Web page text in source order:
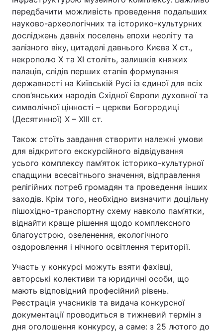
передбачити можливість проведення подальших
науково-археологічних та історико-культурних
досліджень давніх поселень епохи неоліту та
залізного віку, цитаделі давнього Києва Х ст.,
некрополю X та XI століть, залишків княжих
палаців, слідів перших етапів формування
державності на Київській Русі із єдиної для всіх
слов’янських народів Східної Європи духовної та
символічної цінності – церкви Богородиці
(Десятинної) X – XIII ст.
Також стоїть завдання створити належні умови
для відкритого екскурсійного відвідування
усього комплексу пам’яток історико-культурної
спадщини всесвітнього значення, відправлення
релігійних потреб громадян та проведення інших
заходів. Крім того, необхідно визначити доцільну
пішохідно-транспортну схему навколо пам’ятки,
віднайти краще рішення щодо комплексного
благоустрою, озеленення, екологічного
оздоровлення і нічного освітлення території.
Участь у конкурсі можуть взяти фахівці,
авторські колективи та юридичні особи, що
мають відповідний професійний рівень.
Реєстрація учасників та видача конкурсної
документації проводиться в тижневий термін з
дня оголошення конкурсу, а саме: з 25 лютого до